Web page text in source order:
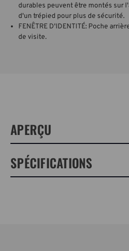
durables peuvent être montés sur
d'un trépied pour plus de sécurité.
FENÊTRE D'IDENTITÉ: Poche
de visite.
APERÇU
Le porte-cartes mémoire SD 9 peut
Micro SD avec un adaptateur). Il est
SPÉCIFICATIONS